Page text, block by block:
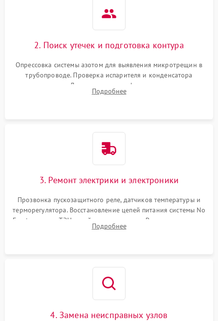
2. Поиск утечек и подготовка контура
Опрессовка системы азотом для выявления микротрещин в
трубопроводе. Проверка испарителя и конденсатора
течеискателем. Демонтаж старого фильтра-осушителя и
продувка капиллярной трубки для устранения засоров.
Подробнее
3. Ремонт электрики и электроники
Прозвонка пускозащитного реле, датчиков температуры и
терморегулятора. Восстановление цепей питания системы No
Frost, включая ТЭН оттайки и вентилятор. Ремонт или замена
платы управления при сбоях алгоритмов.
Подробнее
4. Замена неисправных узлов